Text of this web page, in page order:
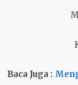
Ketua
Baca Juga :